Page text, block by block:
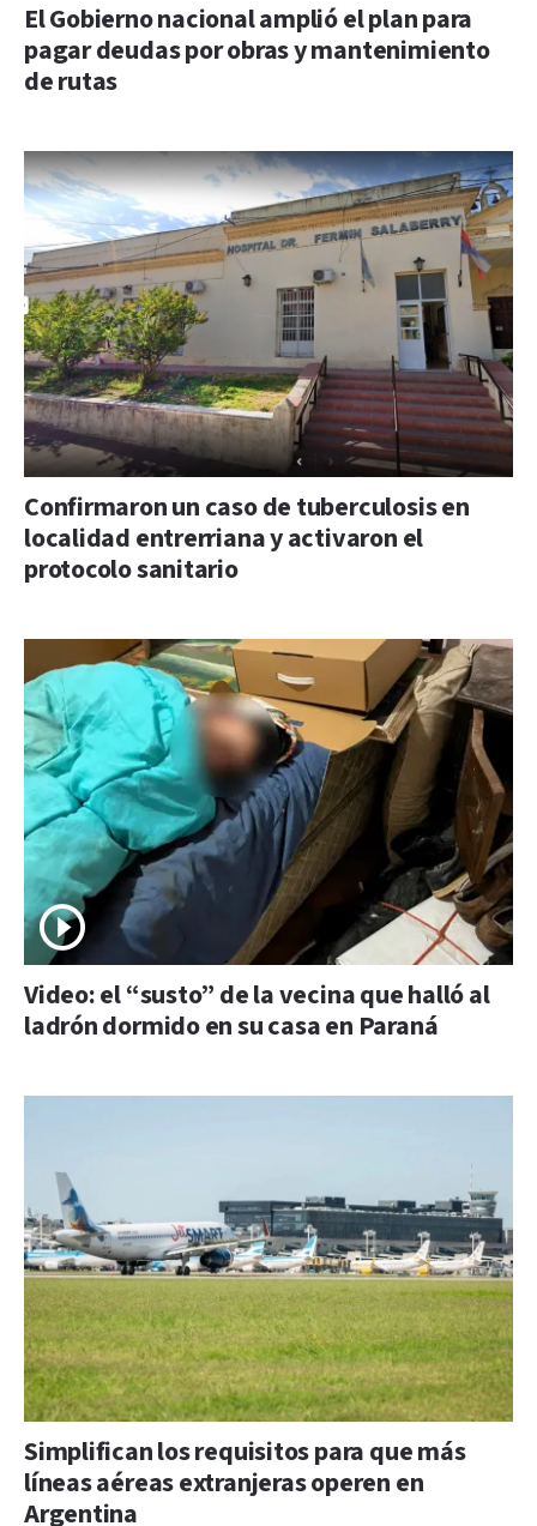
El Gobierno nacional amplió el plan para
pagar deudas por obras y mantenimiento
de rutas
Confirmaron un caso de tuberculosis en
localidad entrerriana y activaron el
protocolo sanitario
Video: el “susto” de la vecina que halló al
ladrón dormido en su casa en Paraná
Simplifican los requisitos para que más
líneas aéreas extranjeras operen en
Argentina